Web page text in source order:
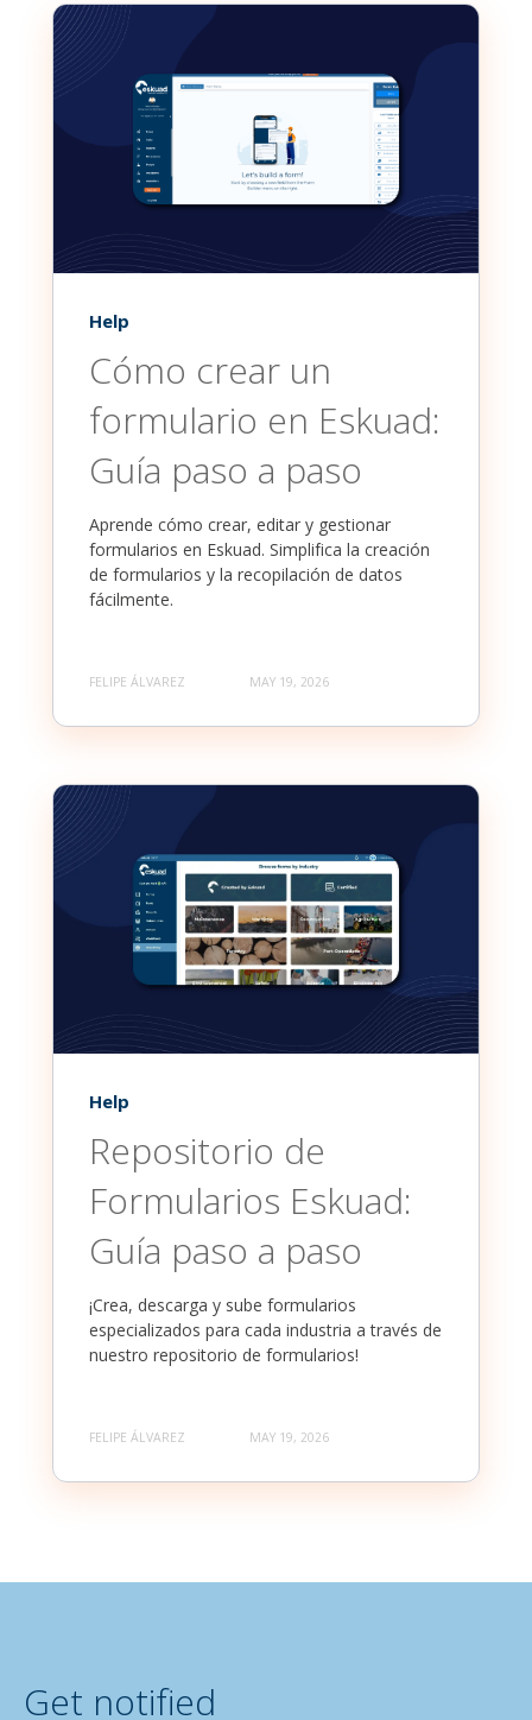
Help
Cómo crear un
formulario en Eskuad:
Guía paso a paso
Aprende cómo crear, editar y gestionar
formularios en Eskuad. Simplifica la creación
de formularios y la recopilación de datos
fácilmente.
FELIPE ÁLVAREZ MAY 19, 2026
Help
Repositorio de
Formularios Eskuad:
Guía paso a paso
¡Crea, descarga y sube formularios
especializados para cada industria a través de
nuestro repositorio de formularios!
FELIPE ÁLVAREZ MAY 19, 2026
Get notified